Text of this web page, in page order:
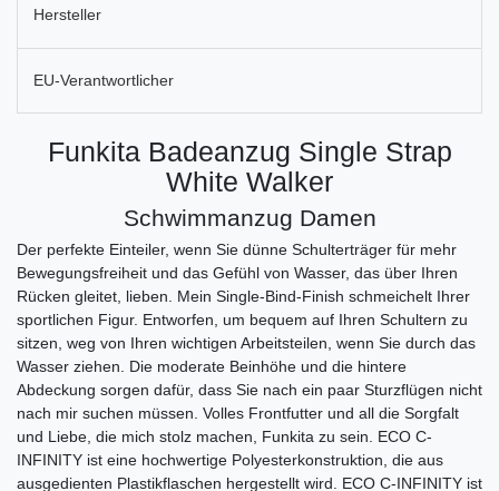
Hersteller
EU-Verantwortlicher
Funkita Badeanzug Single Strap
White Walker
Schwimmanzug Damen
Der perfekte Einteiler, wenn Sie dünne Schulterträger für mehr
Bewegungsfreiheit und das Gefühl von Wasser, das über Ihren
Rücken gleitet, lieben. Mein Single-Bind-Finish schmeichelt Ihrer
sportlichen Figur. Entworfen, um bequem auf Ihren Schultern zu
sitzen, weg von Ihren wichtigen Arbeitsteilen, wenn Sie durch das
Wasser ziehen. Die moderate Beinhöhe und die hintere
Abdeckung sorgen dafür, dass Sie nach ein paar Sturzflügen nicht
nach mir suchen müssen. Volles Frontfutter und all die Sorgfalt
und Liebe, die mich stolz machen, Funkita zu sein. ECO C-
INFINITY ist eine hochwertige Polyesterkonstruktion, die aus
ausgedienten Plastikflaschen hergestellt wird. ECO C-INFINITY ist